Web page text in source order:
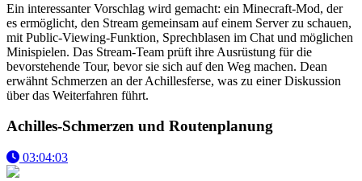
Ein interessanter Vorschlag wird gemacht: ein Minecraft-Mod, der
es ermöglicht, den Stream gemeinsam auf einem Server zu schauen,
mit Public-Viewing-Funktion, Sprechblasen im Chat und möglichen
Minispielen. Das Stream-Team prüft ihre Ausrüstung für die
bevorstehende Tour, bevor sie sich auf den Weg machen. Dean
erwähnt Schmerzen an der Achillesferse, was zu einer Diskussion
über das Weiterfahren führt.
Achilles-Schmerzen und Routenplanung
03:04:03